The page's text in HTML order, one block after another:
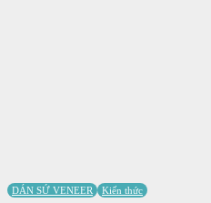
DÁN SỨ VENEER Kiến thức